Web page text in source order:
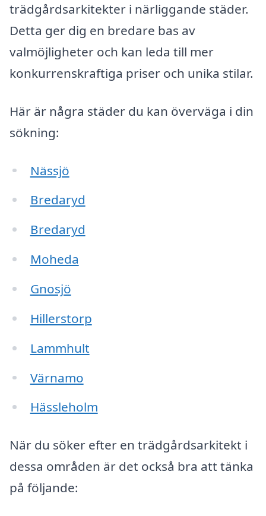
trädgårdsarkitekter i närliggande städer.
Detta ger dig en bredare bas av
valmöjligheter och kan leda till mer
konkurrenskraftiga priser och unika stilar.
Här är några städer du kan överväga i din
sökning:
Nässjö
Bredaryd
Bredaryd
Moheda
Gnosjö
Hillerstorp
Lammhult
Värnamo
Hässleholm
När du söker efter en trädgårdsarkitekt i
dessa områden är det också bra att tänka
på följande: